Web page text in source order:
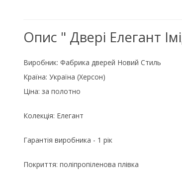
Опис " Двері Елегант
Виробник: Фабрика дверей Новий Стиль
Країна: Україна (Херсон)
Ціна: за полотно
Колекція: Елегант
Гарантія виробника - 1 рік
Покриття: поліпропіленова плівка